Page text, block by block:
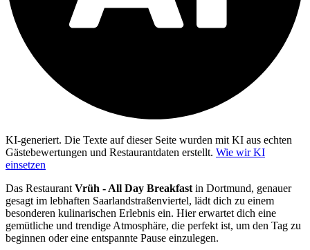
KI-generiert. Die Texte auf dieser Seite wurden mit KI aus echten
Gästebewertungen und Restaurantdaten erstellt. Wie wir KI
einsetzen
Das Restaurant Vrüh - All Day Breakfast in Dortmund, genauer
gesagt im lebhaften Saarlandstraßenviertel, lädt dich zu einem
besonderen kulinarischen Erlebnis ein. Hier erwartet dich eine
gemütliche und trendige Atmosphäre, die perfekt ist, um den Tag zu
beginnen oder eine entspannte Pause einzulegen.